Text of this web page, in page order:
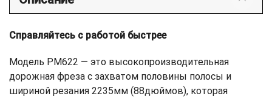
Справляйтесь с работой быстрее
Модель PM622 — это высокопроизводительная
дорожная фреза с захватом половины полосы и
шириной резания 2235мм (88дюймов), которая